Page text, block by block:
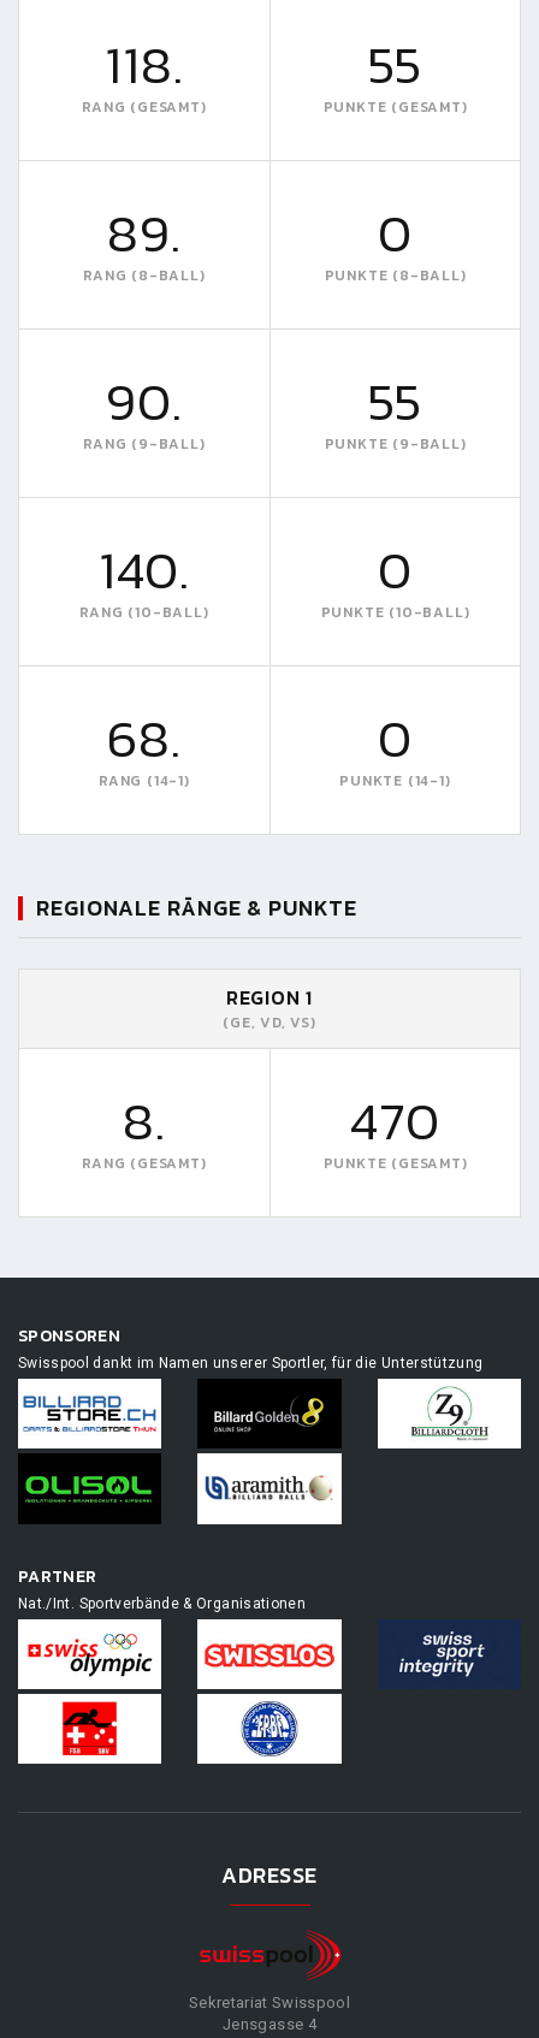
118.
RANG (GESAMT)
55
PUNKTE (GESAMT)
89.
RANG (8-BALL)
0
PUNKTE (8-BALL)
90.
RANG (9-BALL)
55
PUNKTE (9-BALL)
140.
RANG (10-BALL)
0
PUNKTE (10-BALL)
68.
RANG (14-1)
0
PUNKTE (14-1)
REGIONALE RÄNGE & PUNKTE
REGION 1
(GE, VD, VS)
8.
RANG (GESAMT)
470
PUNKTE (GESAMT)
SPONSOREN
Swisspool dankt im Namen unserer Sportler, für die Unterstützung
PARTNER
Nat./Int. Sportverbände & Organisationen
ADRESSE
Sekretariat Swisspool
Jensgasse 4